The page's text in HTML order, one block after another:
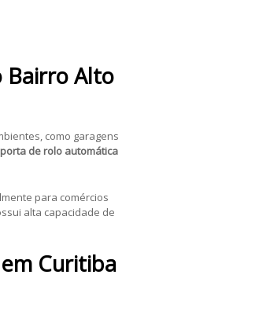
Bairro Alto
como garagens
porta de rolo automática
para comércios
alta capacidade de
Curitiba